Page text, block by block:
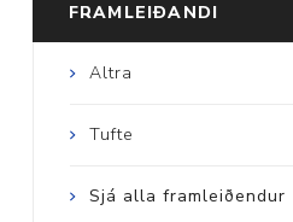
FRAMLEIÐANDI
Altra
Tufte
Sjá alla framleiðendur